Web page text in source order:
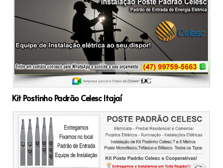
Kit Postinho Padrão Celesc Itajaí